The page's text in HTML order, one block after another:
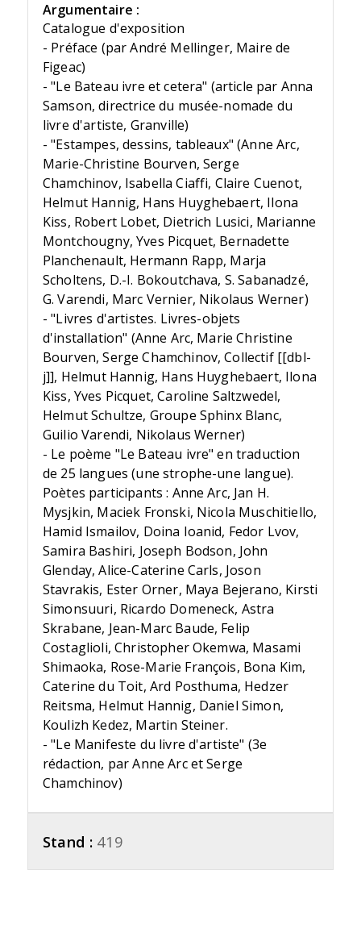
Argumentaire :
Catalogue d'exposition
- Préface (par André Mellinger, Maire de
Figeac)
- "Le Bateau ivre et cetera" (article par Anna
Samson, directrice du musée-nomade du
livre d'artiste, Granville)
- "Estampes, dessins, tableaux" (Anne Arc,
Marie-Christine Bourven, Serge
Chamchinov, Isabella Ciaffi, Claire Cuenot,
Helmut Hannig, Hans Huyghebaert, Ilona
Kiss, Robert Lobet, Dietrich Lusici, Marianne
Montchougny, Yves Picquet, Bernadette
Planchenault, Hermann Rapp, Marja
Scholtens, D.-I. Bokoutchava, S. Sabanadzé,
G. Varendi, Marc Vernier, Nikolaus Werner)
- "Livres d'artistes. Livres-objets
d'installation" (Anne Arc, Marie Christine
Bourven, Serge Chamchinov, Collectif [[dbl-
j]], Helmut Hannig, Hans Huyghebaert, Ilona
Kiss, Yves Picquet, Caroline Saltzwedel,
Helmut Schultze, Groupe Sphinx Blanc,
Guilio Varendi, Nikolaus Werner)
- Le poème "Le Bateau ivre" en traduction
de 25 langues (une strophe-une langue).
Poètes participants : Anne Arc, Jan H.
Mysjkin, Maciek Fronski, Nicola Muschitiello,
Hamid Ismailov, Doina Ioanid, Fedor Lvov,
Samira Bashiri, Joseph Bodson, John
Glenday, Alice-Caterine Carls, Joson
Stavrakis, Ester Orner, Maya Bejerano, Kirsti
Simonsuuri, Ricardo Domeneck, Astra
Skrabane, Jean-Marc Baude, Felip
Costaglioli, Christopher Okemwa, Masami
Shimaoka, Rose-Marie François, Bona Kim,
Caterine du Toit, Ard Posthuma, Hedzer
Reitsma, Helmut Hannig, Daniel Simon,
Koulizh Kedez, Martin Steiner.
- "Le Manifeste du livre d'artiste" (3e
rédaction, par Anne Arc et Serge
Chamchinov)
Stand : 419